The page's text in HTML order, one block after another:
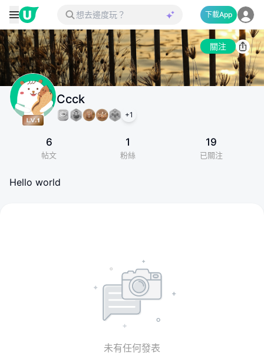
下載App
關注
Ccck
+1
6
帖文
1
粉絲
19
已關注
Hello world
未有任何發表